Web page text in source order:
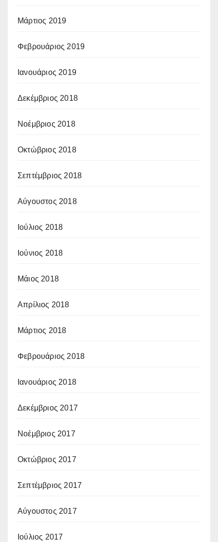
Μάρτιος 2019
Φεβρουάριος 2019
Ιανουάριος 2019
Δεκέμβριος 2018
Νοέμβριος 2018
Οκτώβριος 2018
Σεπτέμβριος 2018
Αύγουστος 2018
Ιούλιος 2018
Ιούνιος 2018
Μάιος 2018
Απρίλιος 2018
Μάρτιος 2018
Φεβρουάριος 2018
Ιανουάριος 2018
Δεκέμβριος 2017
Νοέμβριος 2017
Οκτώβριος 2017
Σεπτέμβριος 2017
Αύγουστος 2017
Ιούλιος 2017